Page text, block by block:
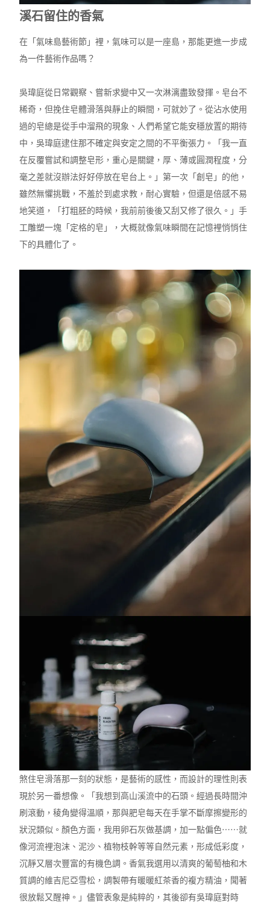
溪石留住的香氣
在「氣味島藝術節」裡，氣味可以是一座島，那能更進一步成
為一件藝術作品嗎？
吳瑋庭從日常觀察、嘗新求變中又一次淋漓盡致發揮。皂台不
稀奇，但挽住皂體滑落與靜止的瞬間，可就妙了。從沾水使用
過的皂總是從手中溜飛的現象、人們希望它能安穩放置的期待
中，吳瑋庭逮住那不確定與安定之間的不平衡張力。「我一直
在反覆嘗試和調整皂形，重心是關鍵，厚、薄或圓潤程度，分
毫之差就沒辦法好好停放在皂台上。」第一次「創皂」的他，
雖然無懼挑戰，不羞於到處求教，耐心實驗，但還是倍感不易
地笑道，「打粗胚的時候，我前前後後又刮又修了很久。」手
工雕塑一塊「定格的皂」，大概就像氣味瞬間在記憶裡悄悄住
下的具體化了。
煞住皂滑落那一刻的狀態，是藝術的感性，而設計的理性則表
現於另一番想像。「我想到高山溪流中的石頭。經過長時間沖
刷滾動，稜角變得溫順，那與肥皂每天在手掌不斷摩擦變形的
狀況類似。顏色方面，我用卵石灰做基調，加一點偏色⋯⋯就
像河流裡泡沫、泥沙、植物枝幹等等自然元素，形成低彩度，
沉靜又層次豐富的有機色調。香氣我選用以清爽的葡萄柚和木
質調的維吉尼亞雪松，調製帶有暖暖紅茶香的複方精油，聞著
很放鬆又醒神。」儘管表象是純粹的，其後卻有吳瑋庭對時